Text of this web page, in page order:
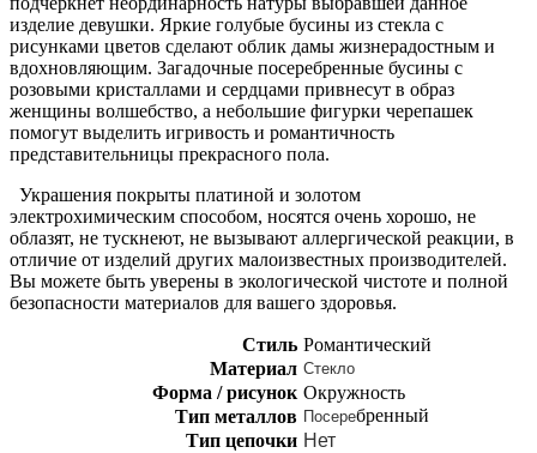
изделие девушки. Яркие голубые бусины из стекла с
рисунками цветов сделают облик дамы жизнерадостным и
вдохновляющим. Загадочные посеребренные бусины с
розовыми кристаллами и сердцами привнесут в образ
женщины волшебство, а небольшие фигурки черепашек
помогут выделить игривость и романтичность
представительницы прекрасного пола.
Украшения покрыты платиной и золотом
электрохимическим способом, носятся очень хорошо, не
облазят, не тускнеют, не вызывают аллергической реакции, в
отличие от изделий других малоизвестных производителей.
Вы можете быть уверены в экологической чистоте и полной
безопасности материалов для вашего здоровья.
Стиль Романтический
Материал Стекло
Форма / рисунок Окружность
Тип металлов Посеребренный
Тип цепочки Нет